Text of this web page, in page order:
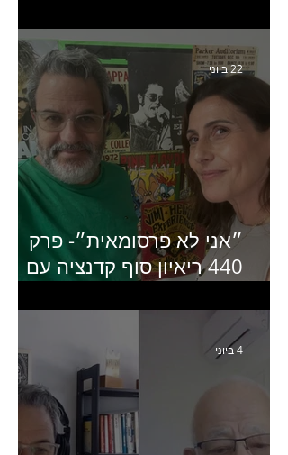
״אני לא פרסומאית״- פרק
440 ריאיון סוף קדנציה עם
מנכ״לית באומן בר ריבנאי
22 ביוני
4 ביוני